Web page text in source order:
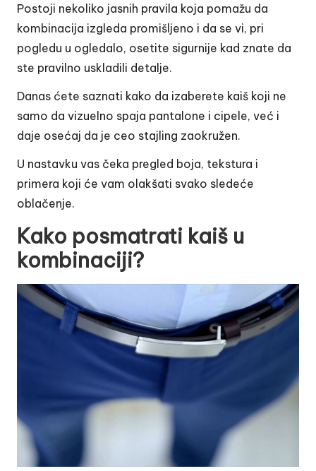
Postoji nekoliko jasnih pravila koja pomažu da
kombinacija izgleda promišljeno i da se vi, pri
pogledu u ogledalo, osetite sigurnije kad znate da
ste pravilno uskladili detalje.
Danas ćete saznati kako da izaberete kaiš koji ne
samo da vizuelno spaja pantalone i cipele, već i
daje osećaj da je ceo stajling zaokružen.
U nastavku vas čeka pregled boja, tekstura i
primera koji će vam olakšati svako sledeće
oblačenje.
Kako posmatrati kaiš u
kombinaciji?